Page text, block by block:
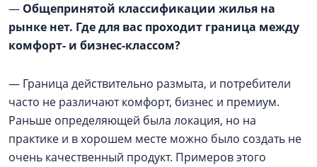
— Общепринятой классификации жилья на
рынке нет. Где для вас проходит граница между
комфорт- и бизнес-классом?
— Граница действительно размыта, и потребители
часто не различают комфорт, бизнес и премиум.
Раньше определяющей была локация, но на
практике и в хорошем месте можно было создать не
очень качественный продукт. Примеров этого